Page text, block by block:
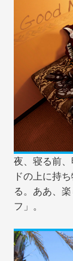
夜、寝る前
ドの上に持
る。ああ、
フ」。